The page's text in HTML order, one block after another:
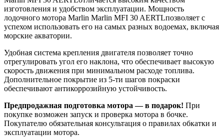
изготовления и удобством эксплуатации. Мощность
лодочного мотора Marlin Marlin MFI 30 AERTLпозволяет с
успехом использовать его на самых разных водоемах, включая
морские акватории.
Удобная система крепления двигателя позволяет точно
отрегулировать угол его наклона, что обеспечивает высокую
скорость движения при минимальном расходе топлива.
Дополнительное покрытие из 5-ти шагов покраски
обеспечивают антикоррозийную устойчивость.
Предпродажная подготовка мотора ― в подарок! При
покупке возможен запуск и проверка мотора в бочке.
Покупателю обязательная консультация о правилах обкатки и
эксплуатации мотора.